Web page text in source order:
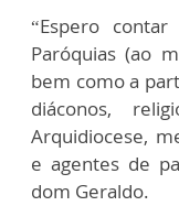
“Espero
Paróquias (ao
bem como a
diáconos,
Arquidiocese,
e agentes de
dom Geraldo.